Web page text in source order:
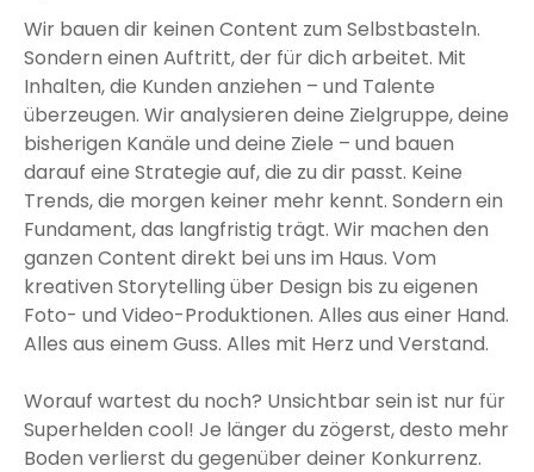
Wir bauen dir keinen Content zum Selbstbasteln.
Sondern einen Auftritt, der für dich arbeitet. Mit
Inhalten, die Kunden anziehen – und Talente
überzeugen. Wir analysieren deine Zielgruppe, deine
bisherigen Kanäle und deine Ziele – und bauen
darauf eine Strategie auf, die zu dir passt. Keine
Trends, die morgen keiner mehr kennt. Sondern ein
Fundament, das langfristig trägt. Wir machen den
ganzen Content direkt bei uns im Haus. Vom
kreativen Storytelling über Design bis zu eigenen
Foto- und Video-Produktionen. Alles aus einer Hand.
Alles aus einem Guss. Alles mit Herz und Verstand.
Worauf wartest du noch? Unsichtbar sein ist nur für
Superhelden cool! Je länger du zögerst, desto mehr
Boden verlierst du gegenüber deiner Konkurrenz.